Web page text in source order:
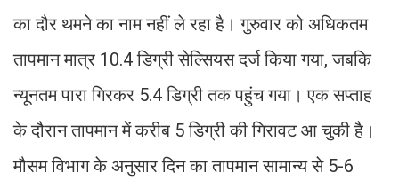
का दौर थमने का नाम नहीं ले रहा है। गुरुवार को अधिकतम
तापमान मात्र 10.4 डिग्री सेल्सियस दर्ज किया गया, जबकि
न्यूनतम पारा गिरकर 5.4 डिग्री तक पहुंच गया। एक सप्ताह
के दौरान तापमान में करीब 5 डिग्री की गिरावट आ चुकी है।
मौसम विभाग के अनुसार दिन का तापमान सामान्य से 5-6